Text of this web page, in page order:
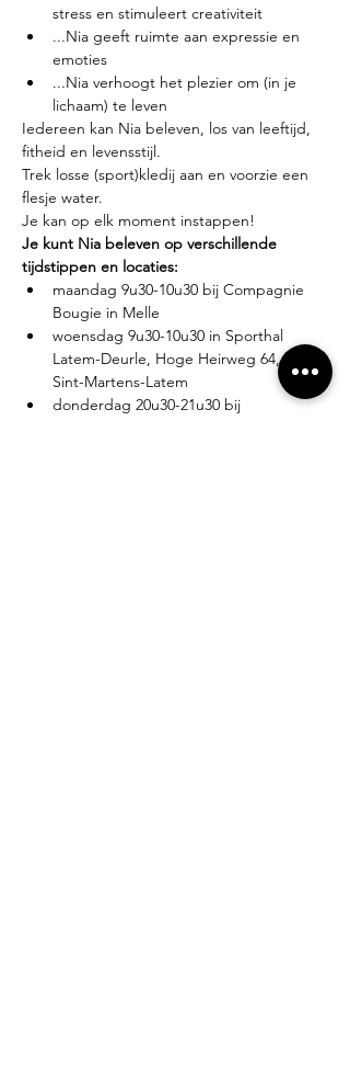
stress en stimuleert creativiteit
...Nia geeft ruimte aan expressie en
emoties
...Nia verhoogt het plezier om (in je
lichaam) te leven
Iedereen kan Nia beleven, los van leeftijd,
fitheid en levensstijl.
Trek losse (sport)kledij aan en voorzie een
flesje water.
Je kan op elk moment instappen!
Je kunt Nia beleven op verschillende
tijdstippen en locaties:
maandag 9u30-10u30 bij Compagnie
Bougie in Melle
woensdag 9u30-10u30 in Sporthal
Latem-Deurle, Hoge Heirweg 64, 9830
Sint-Martens-Latem
donderdag 20u30-21u30 bij